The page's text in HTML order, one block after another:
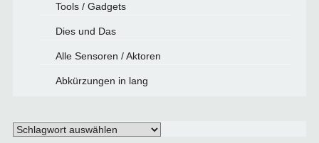
Tools / Gadgets
Dies und Das
Alle Sensoren / Aktoren
Abkürzungen in lang
Schlagwörter